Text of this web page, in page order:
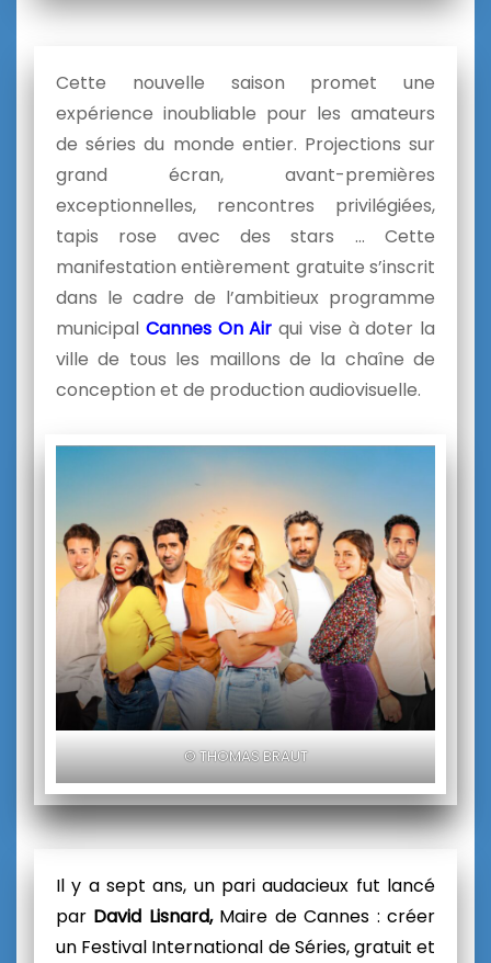
Cette nouvelle saison promet une
expérience inoubliable pour les amateurs
de séries du monde entier. Projections sur
grand écran, avant-premières
exceptionnelles, rencontres privilégiées,
tapis rose avec des stars … Cette
manifestation entièrement gratuite s’inscrit
dans le cadre de l’ambitieux programme
municipal Cannes On Air qui vise à doter la
ville de tous les maillons de la chaîne de
conception et de production audiovisuelle.
© THOMAS BRAUT
Il y a sept ans, un pari audacieux fut lancé
par David Lisnard,Maire de Cannes : créer
un Festival International de Séries, gratuit et